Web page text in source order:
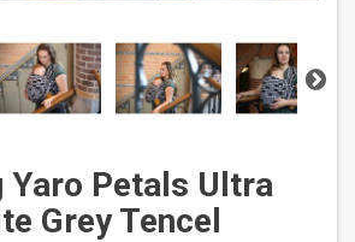
Yaro Petals Ultra
Grey Tencel